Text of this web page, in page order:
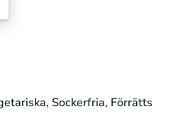
Sockerfria, Förrätts